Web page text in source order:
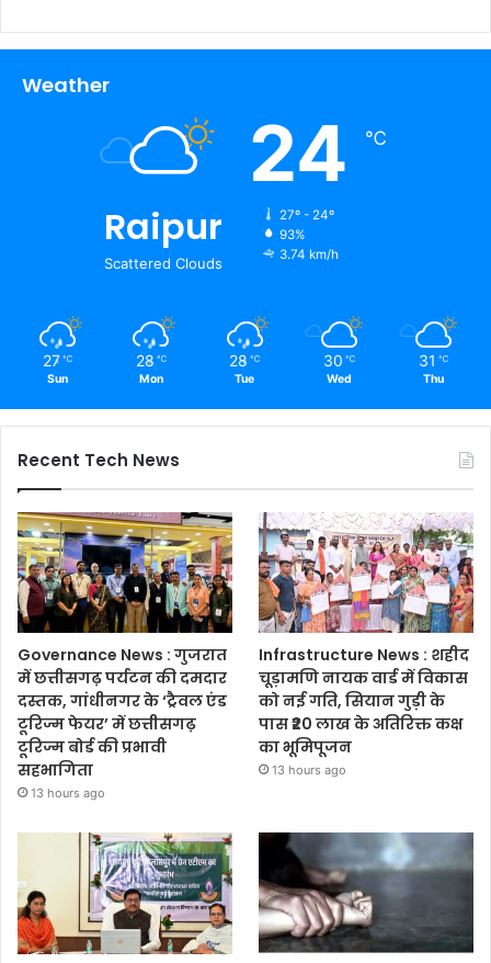
Weather
Raipur
Scattered Clouds
24 ℃
27º - 24º
93%
3.74 km/h
27 ℃
Sun
28 ℃
Mon
28 ℃
Tue
30 ℃
Wed
31 ℃
Thu
Recent Tech News
Governance News : गुजरात
में छत्तीसगढ़ पर्यटन की दमदार
दस्तक, गांधीनगर के ‘ट्रैवल एंड
टूरिज्म फेयर’ में छत्तीसगढ़
टूरिज्म बोर्ड की प्रभावी
सहभागिता
13 hours ago
Infrastructure News : शहीद
चूड़ामणि नायक वार्ड में विकास
को नई गति, सियान गुड़ी के
पास ₹20 लाख के अतिरिक्त कक्ष
का भूमिपूजन
13 hours ago